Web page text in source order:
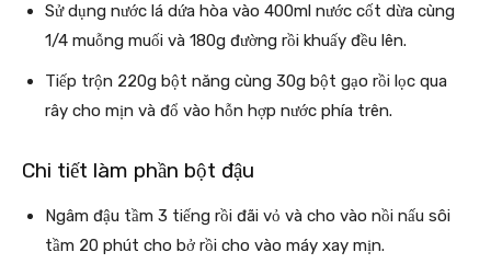
Sử dụng nước lá dứa hòa vào 400ml nước cốt dừa cùng
1/4 muỗng muối và 180g đường rồi khuấy đều lên.
Tiếp trộn 220g bột năng cùng 30g bột gạo rồi lọc qua
rây cho mịn và đổ vào hỗn hợp nước phía trên.
Chi tiết làm phần bột đậu
Ngâm đậu tầm 3 tiếng rồi đãi vỏ và cho vào nồi nấu sôi
tầm 20 phút cho bở rồi cho vào máy xay mịn.